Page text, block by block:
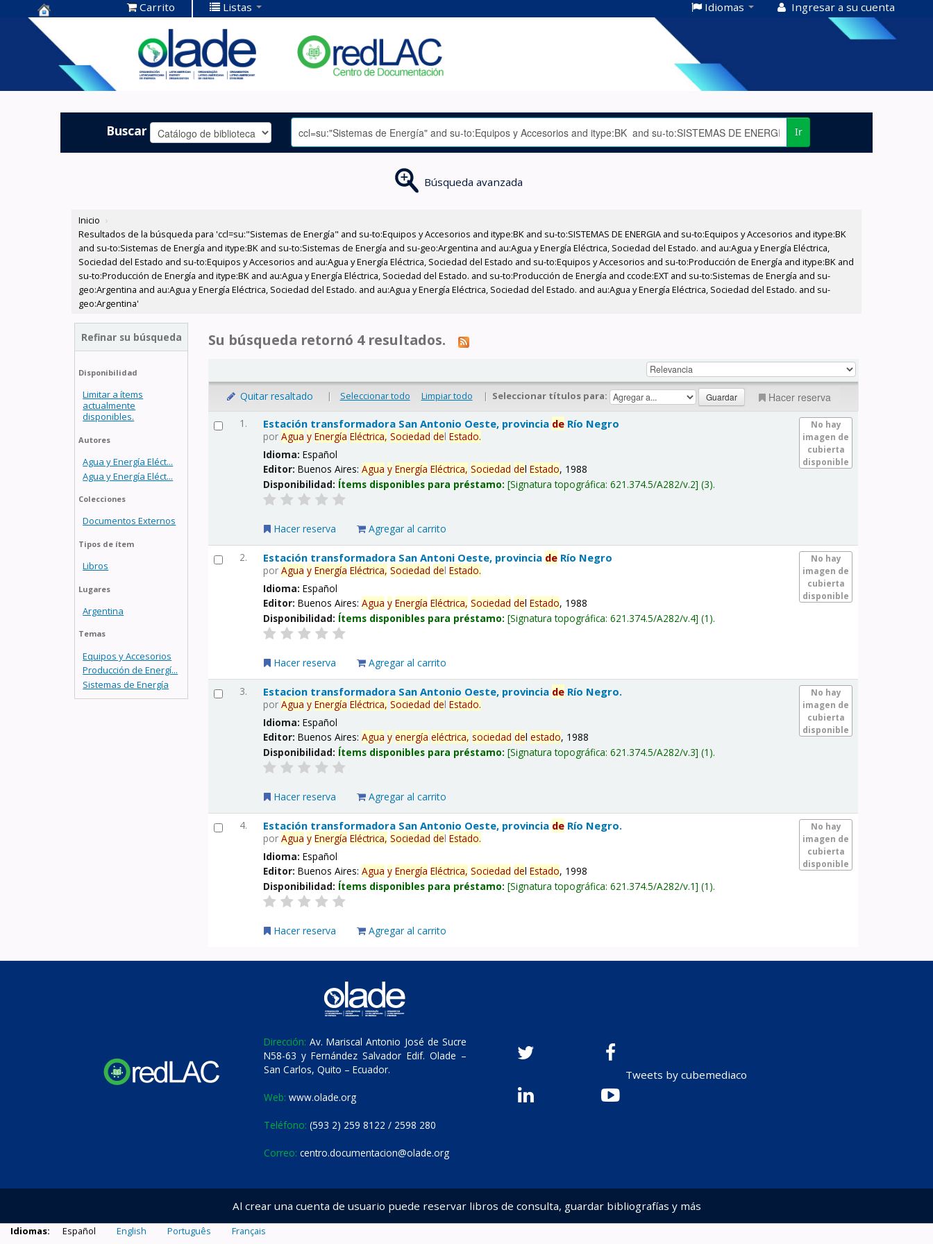
Centro de
Documentación
OLADE -
Carrito Listas Idiomas Ingresar a su cuenta
Buscar Ir
Búsqueda avanzada
Inicio ›
Resultados de la búsqueda para 'ccl=su:"Sistemas de Energía" and su-to:Equipos y Accesorios and itype:BK and su-to:SISTEMAS DE ENERGIA and su-to:Equipos y Accesorios and itype:BK
and su-to:Sistemas de Energía and itype:BK and su-to:Sistemas de Energía and su-geo:Argentina and au:Agua y Energía Eléctrica, Sociedad del Estado. and au:Agua y Energía Eléctrica,
Sociedad del Estado and su-to:Equipos y Accesorios and au:Agua y Energía Eléctrica, Sociedad del Estado and su-to:Equipos y Accesorios and su-to:Producción de Energía and itype:BK and
su-to:Producción de Energía and itype:BK and au:Agua y Energía Eléctrica, Sociedad del Estado. and su-to:Producción de Energía and ccode:EXT and su-to:Sistemas de Energía and su-
geo:Argentina and au:Agua y Energía Eléctrica, Sociedad del Estado. and au:Agua y Energía Eléctrica, Sociedad del Estado. and au:Agua y Energía Eléctrica, Sociedad del Estado. and su-
geo:Argentina'
Refinar su búsqueda
Disponibilidad
Limitar a ítems
actualmente
disponibles.
Autores
Agua y Energía Eléct...
Agua y Energía Eléct...
Colecciones
Documentos Externos
Tipos de ítem
Libros
Lugares
Argentina
Temas
Equipos y Accesorios
Producción de Energí...
Sistemas de Energía
Su búsqueda retornó 4 resultados.
Quitar resaltado | Seleccionar todo Limpiar todo | Seleccionar títulos para: Hacer reserva
1.
No hay
imagen de
cubierta
disponible
Estación transformadora San Antonio Oeste, provincia de Río Negro
porAgua y Energía Eléctrica, Sociedad delEstado.
Idioma:Español
Editor:Buenos Aires:Agua y Energía Eléctrica, Sociedad delEstado, 1988
Disponibilidad: Ítems disponibles para préstamo: Signatura topográfica:621.374.5/A282/v.2 (3).
Hacer reserva Agregar al carrito
2.
No hay
imagen de
cubierta
disponible
Estación transformadora San Antoni Oeste, provincia de Río Negro
porAgua y Energía Eléctrica, Sociedad delEstado.
Idioma:Español
Editor:Buenos Aires:Agua y Energía Eléctrica, Sociedad delEstado, 1988
Disponibilidad: Ítems disponibles para préstamo: Signatura topográfica:621.374.5/A282/v.4 (1).
Hacer reserva Agregar al carrito
3.
No hay
imagen de
cubierta
disponible
Estacion transformadora San Antonio Oeste, provincia de Río Negro.
porAgua y Energía Eléctrica, Sociedad delEstado.
Idioma:Español
Editor:Buenos Aires:Agua y energía eléctrica, sociedad delestado, 1988
Disponibilidad: Ítems disponibles para préstamo: Signatura topográfica:621.374.5/A282/v.3 (1).
Hacer reserva Agregar al carrito
4.
No hay
imagen de
cubierta
disponible
Estación transformadora San Antonio Oeste, provincia de Río Negro.
porAgua y Energía Eléctrica, Sociedad delEstado.
Idioma:Español
Editor:Buenos Aires:Agua y Energía Eléctrica, Sociedad delEstado, 1998
Disponibilidad: Ítems disponibles para préstamo: Signatura topográfica:621.374.5/A282/v.1 (1).
Hacer reserva Agregar al carrito
Dirección: Av. Mariscal Antonio José de Sucre
N58-63 y Fernández Salvador Edif. Olade –
San Carlos, Quito – Ecuador.
Web: www.olade.org
Teléfono: (593 2) 259 8122 / 2598 280
Correo: centro.documentacion@olade.org
Tweets by cubemediaco
Al crear una cuenta de usuario puede reservar libros de consulta, guardar bibliografías y más
Idiomas: Español English Português Français